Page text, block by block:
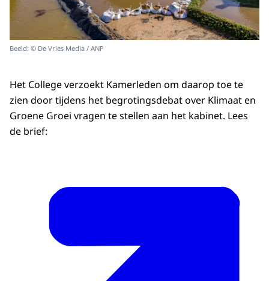
Beeld: © De Vries Media / ANP
Het College verzoekt Kamerleden om daarop toe te
zien door tijdens het begrotingsdebat over Klimaat en
Groene Groei vragen te stellen aan het kabinet. Lees
de brief: